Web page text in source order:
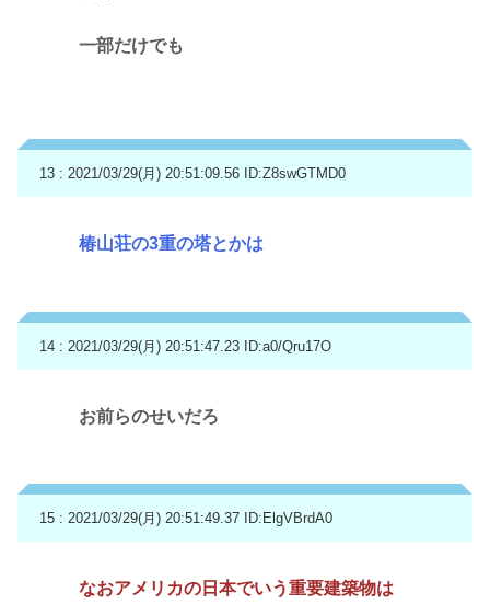
一部だけでも
13 : 2021/03/29(月) 20:51:09.56 ID:Z8swGTMD0
椿山荘の3重の塔とかは
14 : 2021/03/29(月) 20:51:47.23 ID:a0/Qru17O
お前らのせいだろ
15 : 2021/03/29(月) 20:51:49.37 ID:ElgVBrdA0
なおアメリカの日本でいう重要建築物は